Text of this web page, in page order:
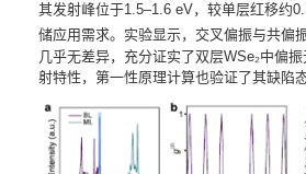
其发射峰位于1.5–1.6 eV，较单层红移约
储应用需求。实验显示，交叉偏振与共偏
几乎无差异，充分证实了双层WSe₂中偏
射特性，第一性原理计算也验证了其缺陷